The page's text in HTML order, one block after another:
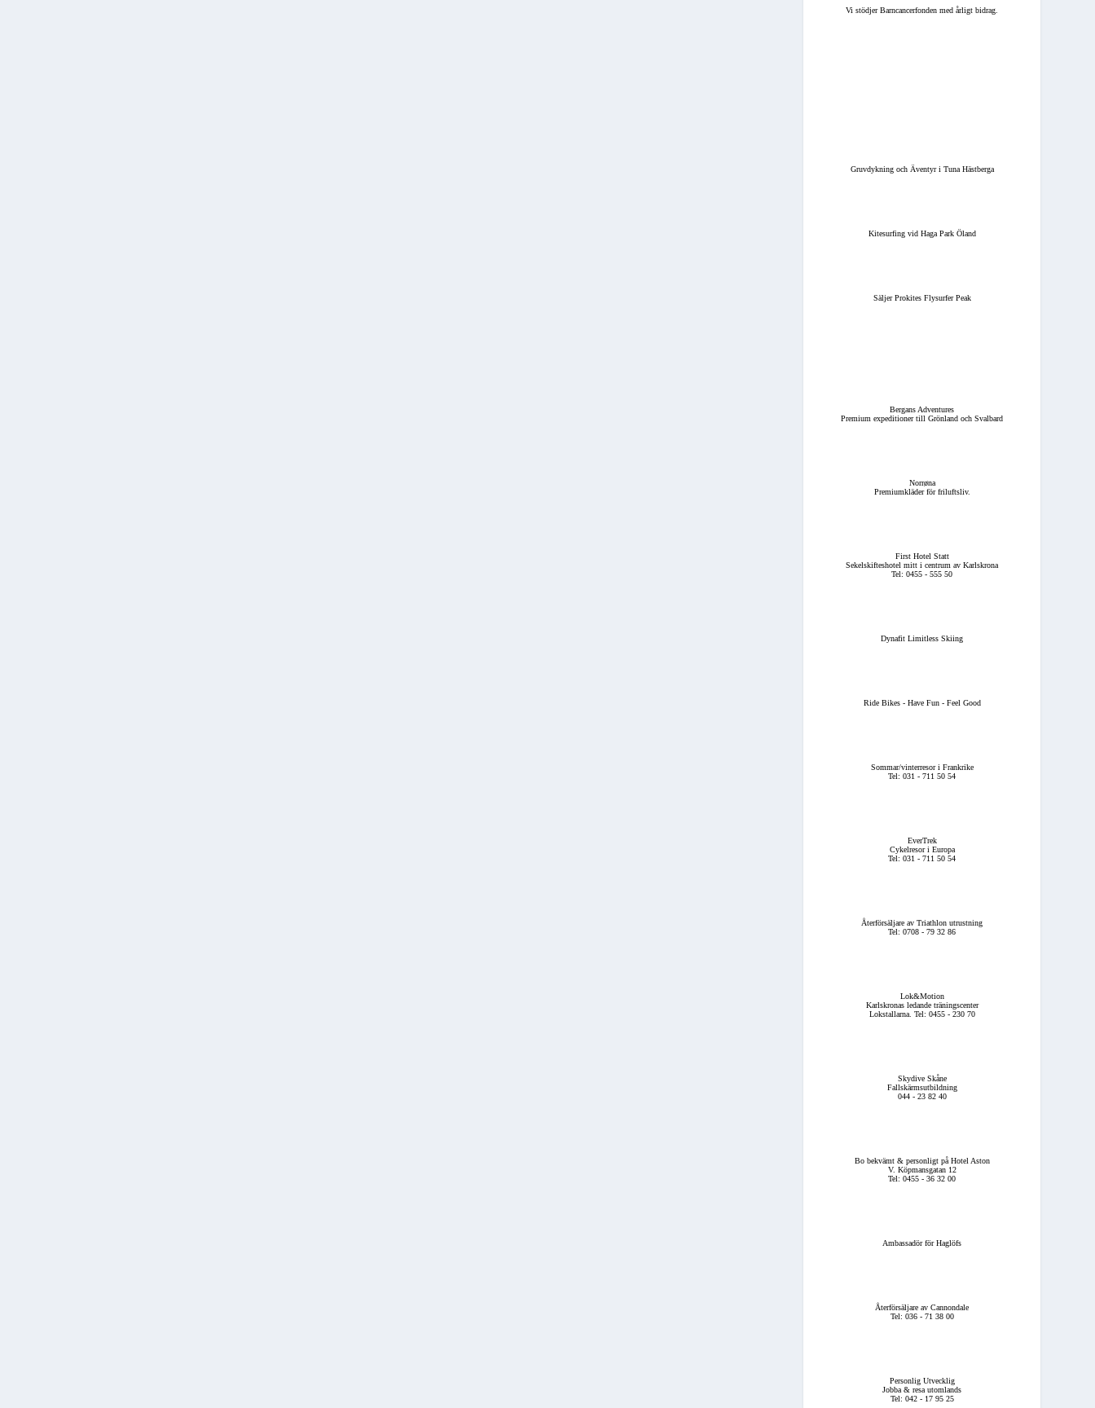
Vi stödjer Barncancerfonden med årligt bidrag.
Gruvdykning och Äventyr i Tuna Hästberga
Kitesurfing vid Haga Park Öland
Säljer Prokites Flysurfer Peak
Bergans Adventures
Premium expeditioner till Grönland och Svalbard
Norrøna
Premiumkläder för friluftsliv.
First Hotel Statt
Sekelskifteshotel mitt i centrum av Karlskrona
Tel: 0455 - 555 50
Dynafit Limitless Skiing
Ride Bikes - Have Fun - Feel Good
Sommar/vinterresor i Frankrike
Tel: 031 - 711 50 54
EverTrek
Cykelresor i Europa
Tel: 031 - 711 50 54
Återförsäljare av Triathlon utrustning
Tel: 0708 - 79 32 86
Lok&Motion
Karlskronas ledande träningscenter
Lokstallarna. Tel: 0455 - 230 70
Skydive Skåne
Fallskärmsutbildning
044 - 23 82 40
Bo bekvämt & personligt på Hotel Aston
V. Köpmansgatan 12
Tel: 0455 - 36 32 00
Ambassadör för Haglöfs
Återförsäljare av Cannondale
Tel: 036 - 71 38 00
Personlig Utvecklig
Jobba & resa utomlands
Tel: 042 - 17 95 25